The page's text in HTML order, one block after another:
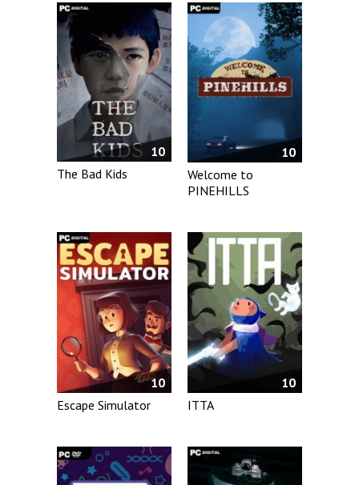
10
The Bad Kids
10
Welcome to
PINEHILLS
10
Escape Simulator
10
ITTA